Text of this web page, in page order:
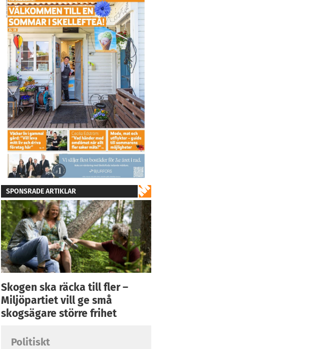
SPONSRADE ARTIKLAR
Skogen ska räcka till fler –
Miljöpartiet vill ge små
skogsägare större frihet
Politiskt